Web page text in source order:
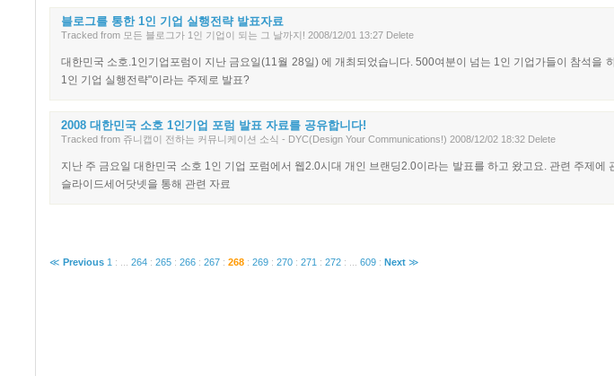
블로그를 통한 1인 기업 실행전략 발표자료
Tracked from 모든 블로그가 1인 기업이 되는 그 날까지! 2008/12/01 13:27 Delete
대한민국 소호.1인기업포럼이 지난 금요일(11월 28일) 에 개최되었습니다. 500여분이 넘는 1인 기업가들이 참석을
1인 기업 실행전략"이라는 주제로 발표?
2008 대한민국 소호 1인기업 포럼 발표 자료를 공유합니다!
Tracked from 쥬니캡이 전하는 커뮤니케이션 소식 - DYC(Design Your Communications!) 2008/12/02 18:32 Delete
지난 주 금요일 대한민국 소호 1인 기업 포럼에서 웹2.0시대 개인 브랜딩2.0이라는 발표를 하고 왔고요. 관련 주제에
슬라이드세어닷넷을 통해 관련 자료
≪ Previous 1 : 264 : 265 : 266 : 267 : 268 : 269 : 270 : 271 : 272 : 609 : Next ≫